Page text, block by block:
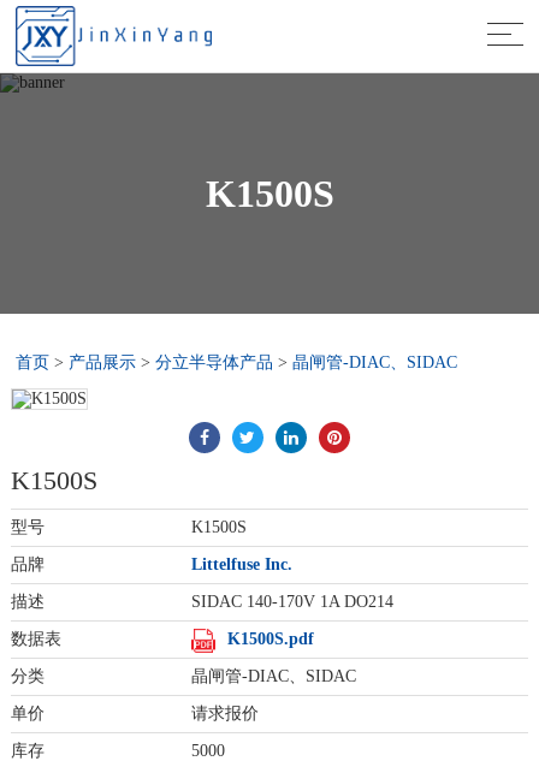
K1500S
首页 > 产品展示 >分立半导体产品 >晶闸管-DIAC、SIDAC
K1500S
型号 K1500S
品牌 Littelfuse Inc.
描述 SIDAC 140-170V 1A DO214
数据表 K1500S.pdf
分类 晶闸管-DIAC、SIDAC
单价 请求报价
库存 5000